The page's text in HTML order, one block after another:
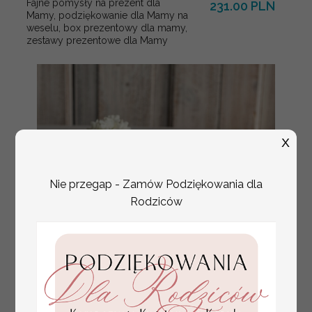
Fajne pomysły na prezent dla
Mamy, podziękowanie dla Mamy na
weselu, box prezentowy dla mamy,
zestawy prezentowe dla Mamy
231.00 PLN
tłoczone winietki ślubne,
ślubne wizytówki winietki
na stół weselny, złote
lub srebrne napisy
Promocja:
2.4 PLN/ 3.00 PLN
Nie przegap - Zamów Podziękowania dla
Rodziców
X